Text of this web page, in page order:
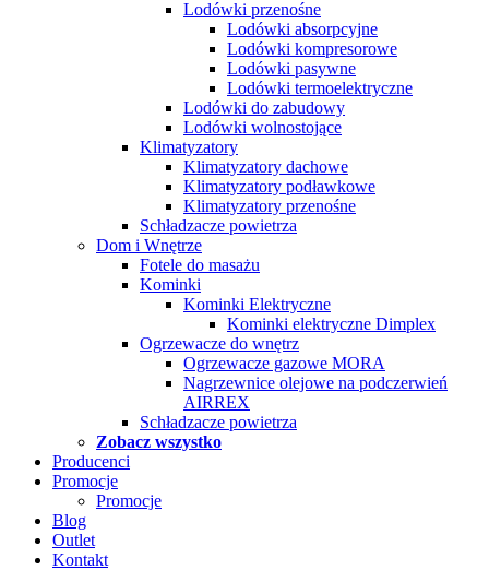
Lodówki przenośne
Lodówki absorpcyjne
Lodówki kompresorowe
Lodówki pasywne
Lodówki termoelektryczne
Lodówki do zabudowy
Lodówki wolnostojące
Klimatyzatory
Klimatyzatory dachowe
Klimatyzatory podławkowe
Klimatyzatory przenośne
Schładzacze powietrza
Dom i Wnętrze
Fotele do masażu
Kominki
Kominki Elektryczne
Kominki elektryczne Dimplex
Ogrzewacze do wnętrz
Ogrzewacze gazowe MORA
Nagrzewnice olejowe na podczerwień
AIRREX
Schładzacze powietrza
Zobacz wszystko
Producenci
Promocje
Promocje
Blog
Outlet
Kontakt